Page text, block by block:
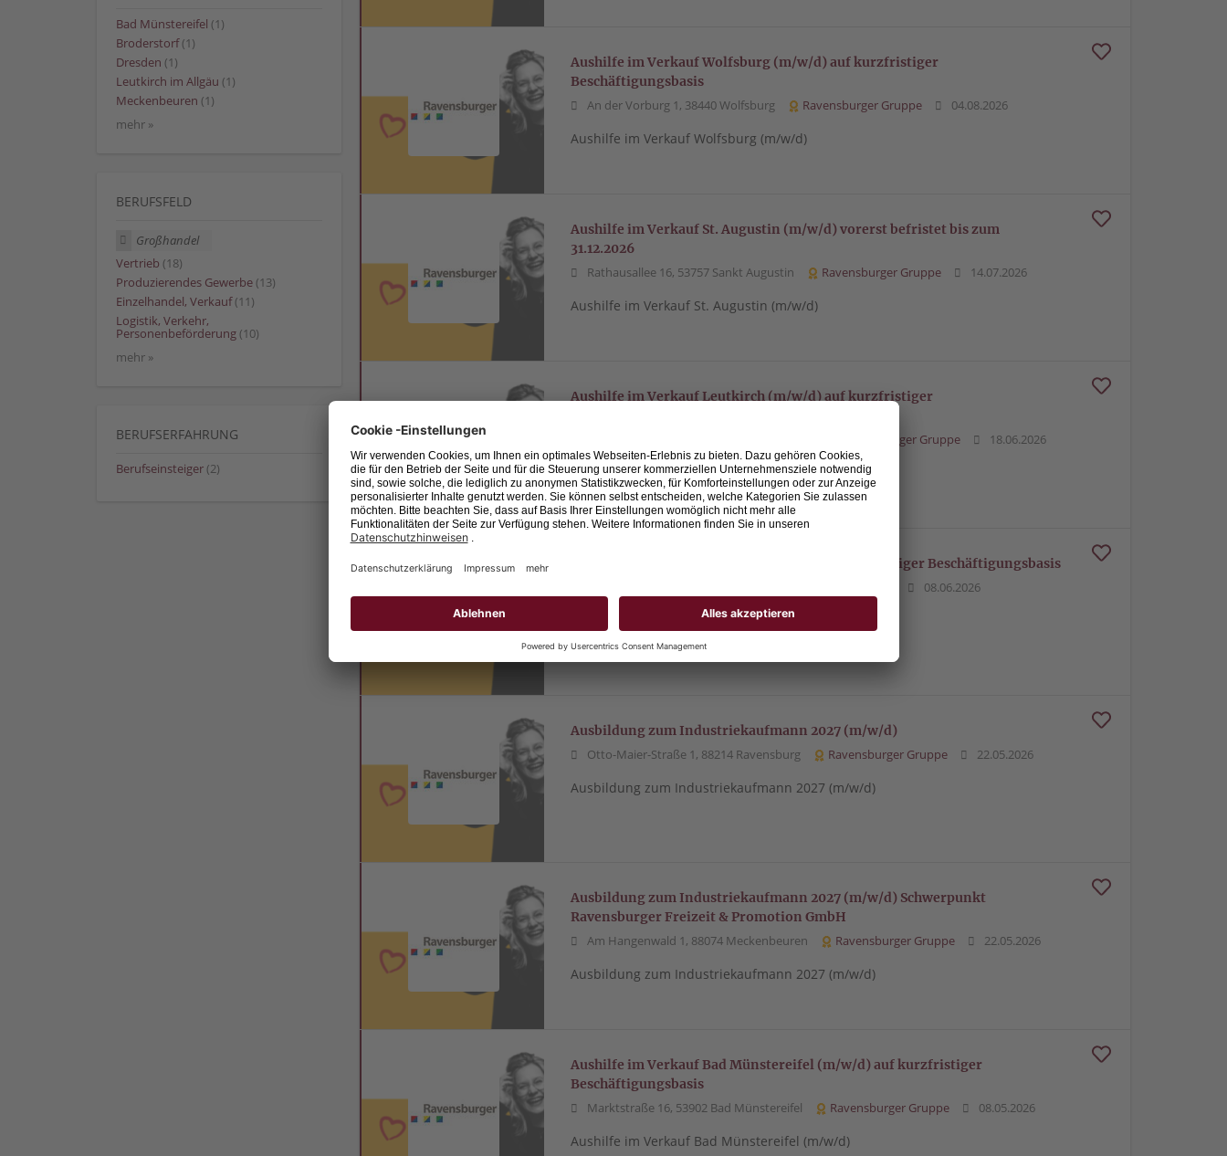
Aushilfe im Verkauf Wolfsburg (m/w/d) auf kurzfristiger
Beschäftigungsbasis
An der Vorburg 1, 38440 Wolfsburg Ravensburger Gruppe 04.08.2026
Aushilfe im Verkauf Wolfsburg (m/w/d)
Aushilfe im Verkauf St. Augustin (m/w/d) vorerst befristet bis zum
31.12.2026
Rathausallee 16, 53757 Sankt Augustin Ravensburger Gruppe 14.07.2026
Aushilfe im Verkauf St. Augustin (m/w/d)
Aushilfe im Verkauf Leutkirch (m/w/d) auf kurzfristiger
Ravensburger Gruppe 18.06.2026
Aushilfe im Verkauf Leutkirch (m/w/d)
Aushilfe im Verkauf Dresden (m/w/d) auf kurzfristiger Beschäftigungsbasis
08.06.2026
Aushilfe im Verkauf Dresden (m/w/d)
Ausbildung zum Industriekaufmann 2027 (m/w/d)
Otto-Maier-Straße 1, 88214 Ravensburg Ravensburger Gruppe 22.05.2026
Ausbildung zum Industriekaufmann 2027 (m/w/d)
Ausbildung zum Industriekaufmann 2027 (m/w/d) Schwerpunkt
Ravensburger Freizeit & Promotion GmbH
Am Hangenwald 1, 88074 Meckenbeuren Ravensburger Gruppe 22.05.2026
Ausbildung zum Industriekaufmann 2027 (m/w/d)
Aushilfe im Verkauf Bad Münstereifel (m/w/d) auf kurzfristiger
Beschäftigungsbasis
Marktstraße 16, 53902 Bad Münstereifel Ravensburger Gruppe 08.05.2026
Aushilfe im Verkauf Bad Münstereifel (m/w/d)
Bad Münstereifel (1)
Broderstorf (1)
Dresden (1)
Leutkirch im Allgäu (1)
Meckenbeuren (1)
mehr »
BERUFSFELD
Großhandel
Vertrieb (18)
Produzierendes Gewerbe (13)
Einzelhandel, Verkauf (11)
Logistik, Verkehr,
Personenbeförderung (10)
mehr »
BERUFSERFAHRUNG
Berufseinsteiger (2)